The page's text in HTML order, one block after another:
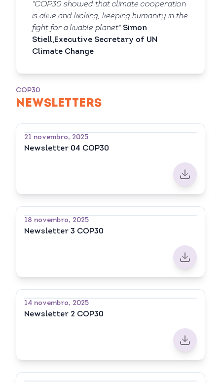
"COP30 showed that climate cooperation
is alive and kicking, keeping humanity in the
fight for a livable planet" Simon
Stiell,Executive Secretary of UN
Climate Change
COP30
NEWSLETTERS
21 novembro, 2025
Newsletter 04 COP30
18 novembro, 2025
Newsletter 3 COP30
14 novembro, 2025
Newsletter 2 COP30